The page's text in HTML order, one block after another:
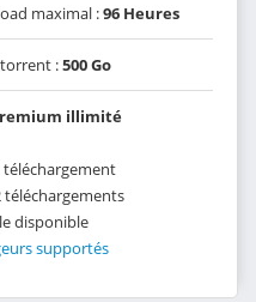
maximal :96 Heures
:500 Go
illimité
disponible
supportés